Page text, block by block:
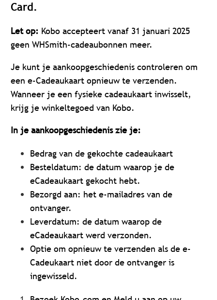
Card.
Let op: Kobo accepteert vanaf 31 januari 2025
geen WHSmith-cadeaubonnen meer.
Je kunt je aankoopgeschiedenis controleren om
een e-Cadeaukaart opnieuw te verzenden.
Wanneer je een fysieke cadeaukaart inwisselt,
krijg je winkeltegoed van Kobo.
In je aankoopgeschiedenis zie je:
Bedrag van de gekochte cadeaukaart
Besteldatum: de datum waarop je de
eCadeaukaart gekocht hebt.
Bezorgd aan: het e-mailadres van de
ontvanger.
Leverdatum: de datum waarop de
eCadeaukaart werd verzonden.
Optie om opnieuw te verzenden als de e-
Cadeukaart niet door de ontvanger is
ingewisseld.